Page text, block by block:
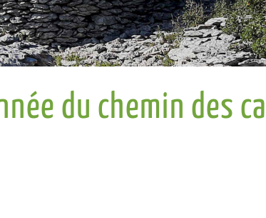
du chemin des